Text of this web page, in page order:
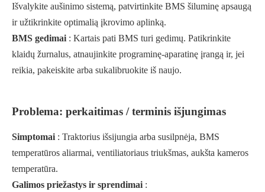
Išvalykite aušinimo sistemą, patvirtinkite BMS šiluminę apsaugą
ir užtikrinkite optimalią įkrovimo aplinką.
BMS gedimai : Kartais pati BMS turi gedimų. Patikrinkite
klaidų žurnalus, atnaujinkite programinę-aparatinę įrangą ir, jei
reikia, pakeiskite arba sukalibruokite iš naujo.
Problema: perkaitimas / terminis išjungimas
Simptomai : Traktorius išsijungia arba susilpnėja, BMS
temperatūros aliarmai, ventiliatoriaus triukšmas, aukšta kameros
temperatūra.
Galimos priežastys ir sprendimai :